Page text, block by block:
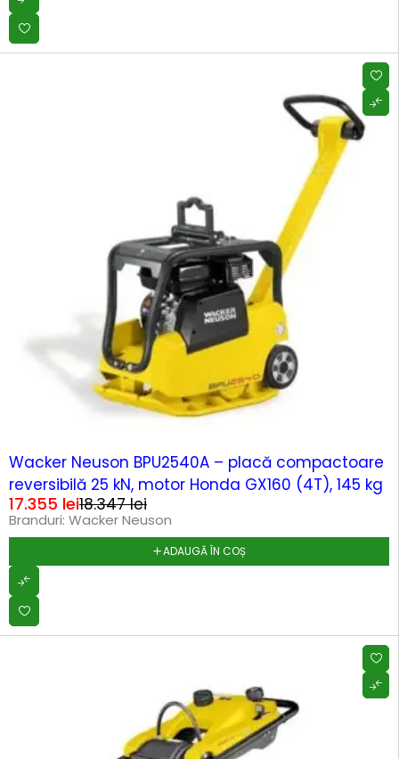
Wacker Neuson BPU2540A – placă compactoare
reversibilă 25 kN, motor Honda GX160 (4T), 145 kg
18.347lei
17.355 lei
Branduri: Wacker Neuson
ADAUGĂ ÎN COȘ